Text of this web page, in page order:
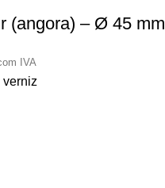
(angora) – Ø 45 mm
IVA
verniz